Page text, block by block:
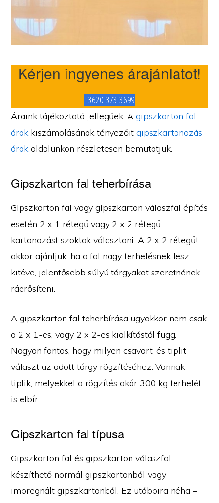
Kérjen ingyenes árajánlatot!
+3620 373 3699
Áraink tájékoztató jellegűek. Agipszkarton fal
árak kiszámolásának tényezőitgipszkartonozás
árak oldalunkon részletesen bemutatjuk.
Gipszkarton fal teherbírása
Gipszkarton fal vagy gipszkarton válaszfal építés
esetén 2 x 1 rétegű vagy 2 x 2 rétegű
kartonozást szoktak választani. A 2 x 2 rétegűt
akkor ajánljuk, ha a fal nagy terhelésnek lesz
kitéve, jelentősebb súlyú tárgyakat szeretnének
ráerősíteni.
A gipszkarton fal teherbírása ugyakkor nem csak
a 2 x 1-es, vagy 2 x 2-es kialkítástól függ.
Nagyon fontos, hogy milyen csavart, és tiplit
választ az adott tárgy rögzítéséhez. Vannak
tiplik, melyekkel a rögzítés akár 300 kg terhelét
is elbír.
Gipszkarton fal típusa
Gipszkarton fal és gipszkarton válaszfal
készíthető normál gipszkartonból vagy
impregnált gipszkartonból. Ez utóbbira néha –